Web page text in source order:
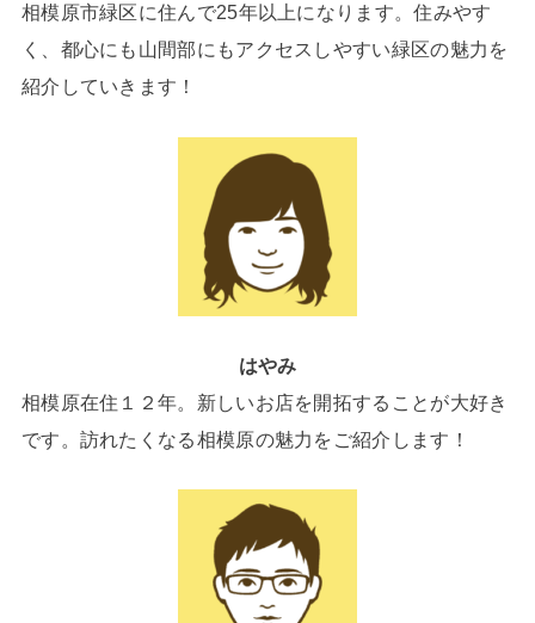
相模原市緑区に住んで25年以上になります。住みやす
く、都心にも山間部にもアクセスしやすい緑区の魅力を
紹介していきます！
はやみ
相模原在住１２年。新しいお店を開拓することが大好き
です。訪れたくなる相模原の魅力をご紹介します！